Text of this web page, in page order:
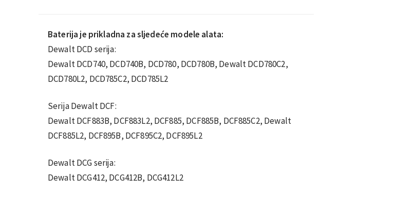
Baterija je prikladna za sljedeće modele alata:
Dewalt DCD serija:
Dewalt DCD740, DCD740B, DCD780, DCD780B, Dewalt DCD780C2,
DCD780L2, DCD785C2, DCD785L2
Serija Dewalt DCF:
Dewalt DCF883B, DCF883L2, DCF885, DCF885B, DCF885C2, Dewalt
DCF885L2, DCF895B, DCF895C2, DCF895L2
Dewalt DCG serija:
Dewalt DCG412, DCG412B, DCG412L2